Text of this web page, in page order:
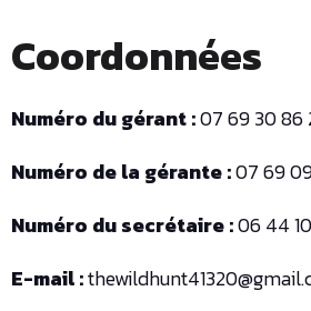
Coordonnées
Numéro du gérant :07 69 30 86
Numéro de la gérante :07 69
Numéro du secrétaire :06 44
E-mail :